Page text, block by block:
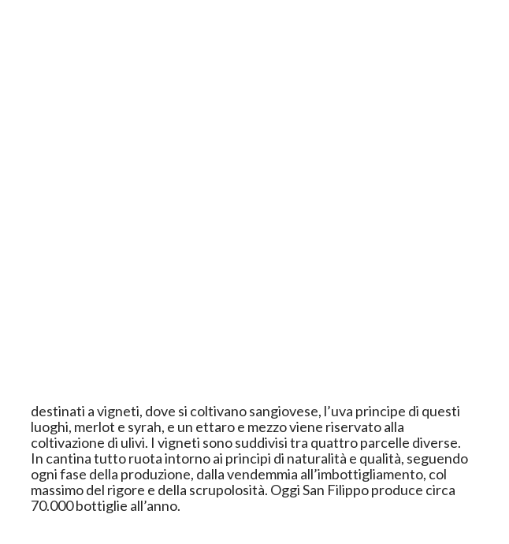
destinati a vigneti, dove si coltivano sangiovese, l’uva principe di questi
luoghi, merlot e syrah, e un ettaro e mezzo viene riservato alla
coltivazione di ulivi. I vigneti sono suddivisi tra quattro parcelle diverse.
In cantina tutto ruota intorno ai principi di naturalità e qualità, seguendo
ogni fase della produzione, dalla vendemmia all’imbottigliamento, col
massimo del rigore e della scrupolosità. Oggi San Filippo produce circa
70.000 bottiglie all’anno.